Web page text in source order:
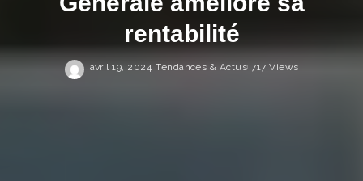
rentabilité
avril 19, 2024 Tendances & Actus 717 Views